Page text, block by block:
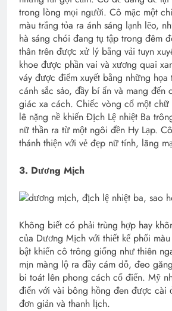
trong lòng mọi người. Cô mặc một
màu trắng tỏa ra ánh sáng lạnh lẽo,
hà sáng chói đang tụ tập trong đêm
thân trên được xử lý bằng vải tuyn
khoe được phần vai và xương quai
váy được điểm xuyết bằng những
cánh sắc sảo, đầy bí ẩn và mang đến
giác xa cách. Chiếc vòng cổ một chữ
lê nặng nề khiến Địch Lệ nhiệt Ba
nữ thần ra từ một ngôi đền Hy Lạp.
thánh thiện với vẻ đẹp nữ tính, lãng
3. Dương Mịch
Không biết có phải trùng hợp hay
của Dương Mịch với thiết kế phối
bật khiến cô trông giống như thiên
mịn màng lộ ra đầy cám dỗ, đeo
bi toát lên phong cách cổ điển. Mỹ
điển với vài bông hồng đen được cài
đơn giản và thanh lịch.